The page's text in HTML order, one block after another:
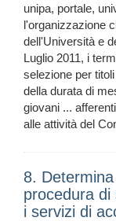
unipa, portale,
l'organizzazione
dell'Università e
Luglio 2011, i
selezione per titoli
della durata di
giovani ...
alle attività del
8.
procedura di
i servizi di